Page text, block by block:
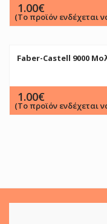
1.00€
(Το προϊόν ενδέχεται
Faber-Castell 9000
1.00€
(Το προϊόν ενδέχεται